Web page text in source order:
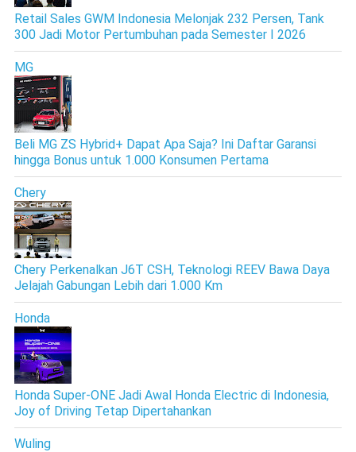
Retail Sales GWM Indonesia Melonjak 232 Persen, Tank
300 Jadi Motor Pertumbuhan pada Semester I 2026
MG
Beli MG ZS Hybrid+ Dapat Apa Saja? Ini Daftar Garansi
hingga Bonus untuk 1.000 Konsumen Pertama
Chery
Chery Perkenalkan J6T CSH, Teknologi REEV Bawa Daya
Jelajah Gabungan Lebih dari 1.000 Km
Honda
Honda Super-ONE Jadi Awal Honda Electric di Indonesia,
Joy of Driving Tetap Dipertahankan
Wuling